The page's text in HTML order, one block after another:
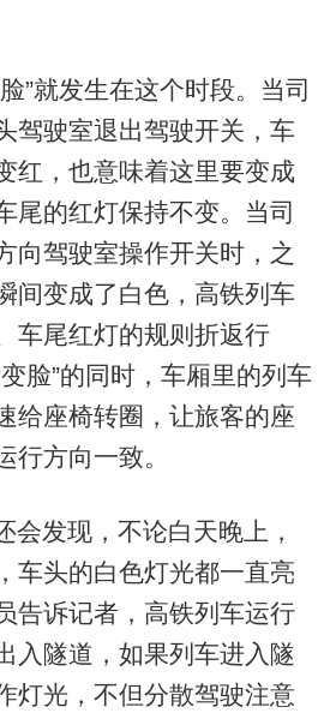
”就发生在这个时段。当司
驾驶室退出驾驶开关，车
红，也意味着这里要变成
尾的红灯保持不变。当司
向驾驶室操作开关时，之
间变成了白色，高铁列车
车尾红灯的规则折返行
脸”的同时，车厢里的列车
给座椅转圈，让旅客的座
行方向一致。
会发现，不论白天晚上，
车头的白色灯光都一直亮
告诉记者，高铁列车运行
入隧道，如果列车进入隧
灯光，不但分散驾驶注意